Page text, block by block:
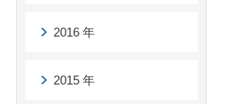
2016 年
2015 年